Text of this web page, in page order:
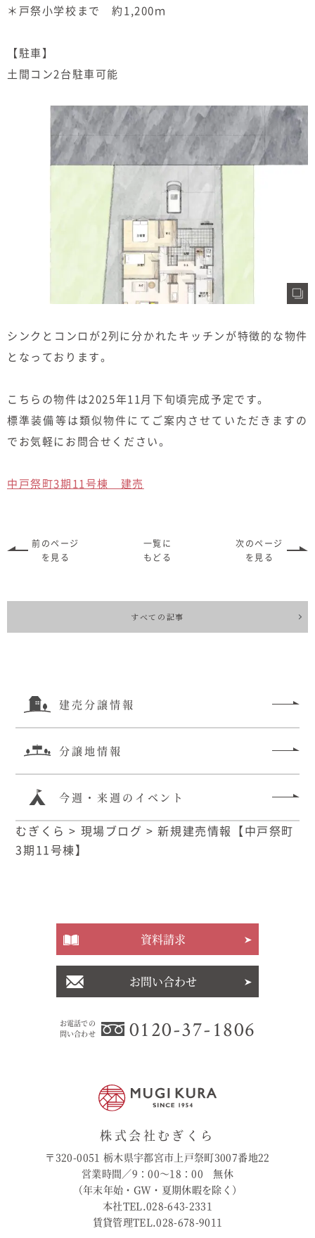
＊戸祭小学校まで 約1,200ｍ
【駐車】
土間コン2台駐車可能
シンクとコンロが2列に分かれたキッチンが特徴的な物件
となっております。
こちらの物件は2025年11月下旬頃完成予定です。
標準装備等は類似物件にてご案内させていただきますの
でお気軽にお問合せください。
中戸祭町3期11号棟 建売
前のページ
を見る
一覧に
もどる
次のページ
を見る
すべての記事
建売分譲情報
分譲地情報
今週・来週のイベント
むぎくら > 現場ブログ >新規建売情報【中戸祭町
3期11号棟】
お電話での
問い合わせ
0120-37-1806
資料請求
お問い合わせ
株式会社むぎくら
〒320-0051 栃木県宇都宮市上戸祭町3007番地22
営業時間／9：00〜18：00 無休
（年末年始・GW・夏期休暇を除く）
本社TEL.028-643-2331
賃貸管理TEL.028-678-9011